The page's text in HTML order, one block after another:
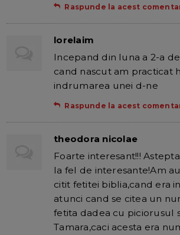
Raspunde la acest
lorelaim
Incepand din luna a 2-a
cand nascut am practicat
indrumarea unei d-ne
Raspunde la acest
theodora nicolae
Foarte interesant!!!
la fel de interesante!Am
citit fetitei biblia,cand era
atunci cand se citea un
fetita dadea cu piciorusul
Tamara,caci acesta era